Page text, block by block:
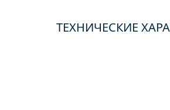
ТЕХНИЧЕСКИЕ